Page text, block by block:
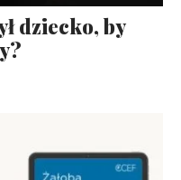
dziecko, by